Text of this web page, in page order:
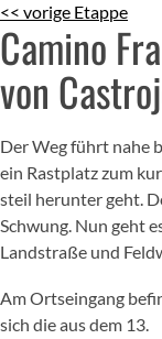
<< vorige Etappe
Camino
von
Der Weg führt nahe
ein Rastplatz zum
steil herunter geht.
Schwung. Nun geht
Landstraße und
Am Ortseingang
sich die aus dem 13.